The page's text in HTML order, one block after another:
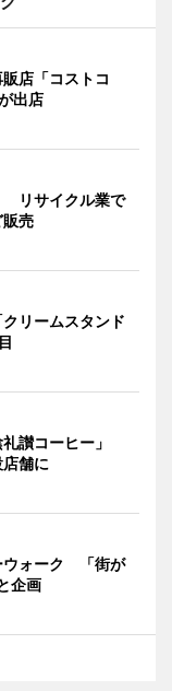
店「コストコ
出店
リサイクル業で
売
リームスタンド
礼讃コーヒー」
舗に
ウォーク 「街が
企画